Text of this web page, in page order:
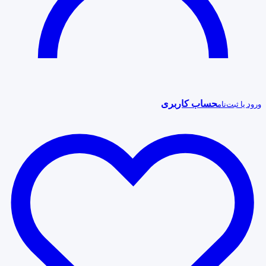
ورود یا ثبت‌نامحساب کاربری